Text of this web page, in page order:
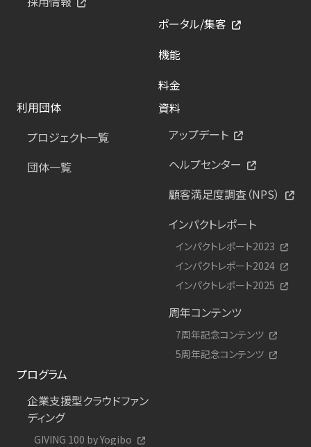
ポータル/集客
機能
料金
利用団体
プロジェクト一覧
団体一覧
資料
アップデート
ヘルプセンター
顧客満足度調査（NPS）
インパクトレポート
インパクトレポート2023
インパクトレポート2024
インパクトレポート2025
周年コンテンツ
7周年記念コンテンツ
5周年記念コンテンツ
プログラム
企業支援型クラウドファン
ディング
GIVING 100 by Yogibo